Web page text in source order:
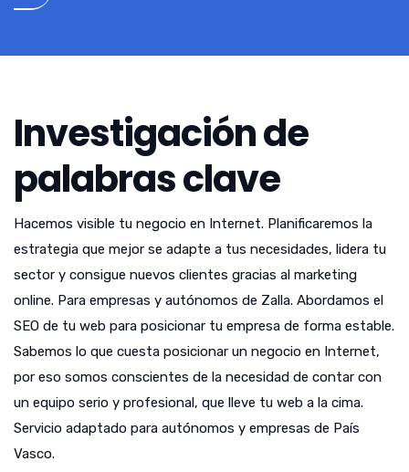
Investigación de
palabras clave
Hacemos visible tu negocio en Internet. Planificaremos la
estrategia que mejor se adapte a tus necesidades, lidera tu
sector y consigue nuevos clientes gracias al marketing
online. Para empresas y autónomos de Zalla. Abordamos el
SEO de tu web para posicionar tu empresa de forma estable.
Sabemos lo que cuesta posicionar un negocio en Internet,
por eso somos conscientes de la necesidad de contar con
un equipo serio y profesional, que lleve tu web a la cima.
Servicio adaptado para autónomos y empresas de País
Vasco.